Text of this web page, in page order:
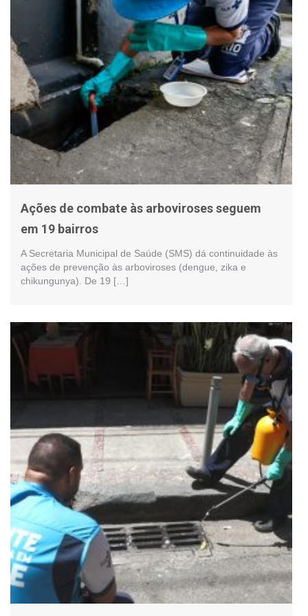
Ações de combate às arboviroses seguem
em 19 bairros
A Secretaria Municipal de Saúde (SMS) dá continuidade às
ações de prevenção às arboviroses (dengue, zika e
chikungunya). De 19 […]